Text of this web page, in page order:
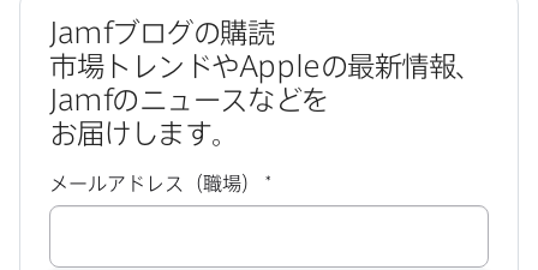
Jamfブログの​購読
市場トレンドやAppleの​最新情報、
Jamfの​ニュースなどを​
お届けします。
メールアドレス（職場） *必
須